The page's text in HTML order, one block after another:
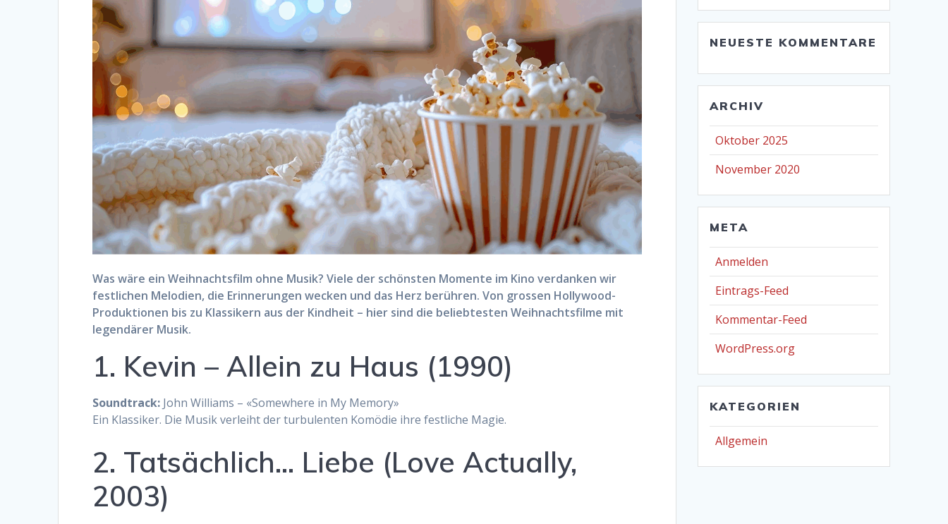
Was wäre ein Weihnachtsfilm ohne Musik? Viele der schönsten Momente im Kino verdanken wir
festlichen Melodien, die Erinnerungen wecken und das Herz berühren. Von grossen Hollywood-
Produktionen bis zu Klassikern aus der Kindheit – hier sind die beliebtesten Weihnachtsfilme mit
legendärer Musik.
1. Kevin – Allein zu Haus (1990)
Soundtrack: John Williams – «Somewhere in My Memory»
Ein Klassiker. Die Musik verleiht der turbulenten Komödie ihre festliche Magie.
2. Tatsächlich… Liebe (Love Actually,
2003)
NEUESTE KOMMENTARE
ARCHIV
Oktober 2025
November 2020
META
Anmelden
Eintrags-Feed
Kommentar-Feed
WordPress.org
KATEGORIEN
Allgemein